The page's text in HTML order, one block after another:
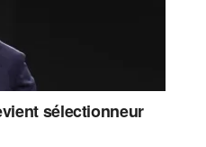
sélectionneur